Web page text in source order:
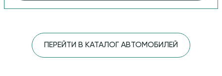
ПЕРЕЙТИ В КАТАЛОГ АВТОМОБИЛЕЙ